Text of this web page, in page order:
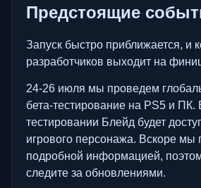
Предстоящие
Запуск быстро приближается, и
разработчиков выходит на
24-26 июля мы проведем
бета-тестирование на PS5 и ПК.
тестировании Блейд будет
игрового персонажа. Вскоре мы
подробной информацией,
следите за обновлениями.